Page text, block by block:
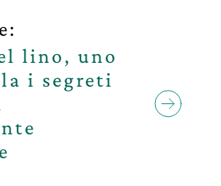
lino, uno
i segreti